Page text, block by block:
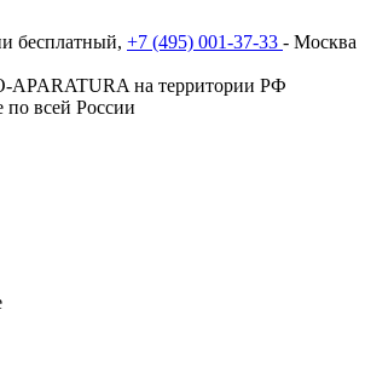
бесплатный, +7 (495) 001-37-33 - Москва
APARATURA на территории РФ
по всей России